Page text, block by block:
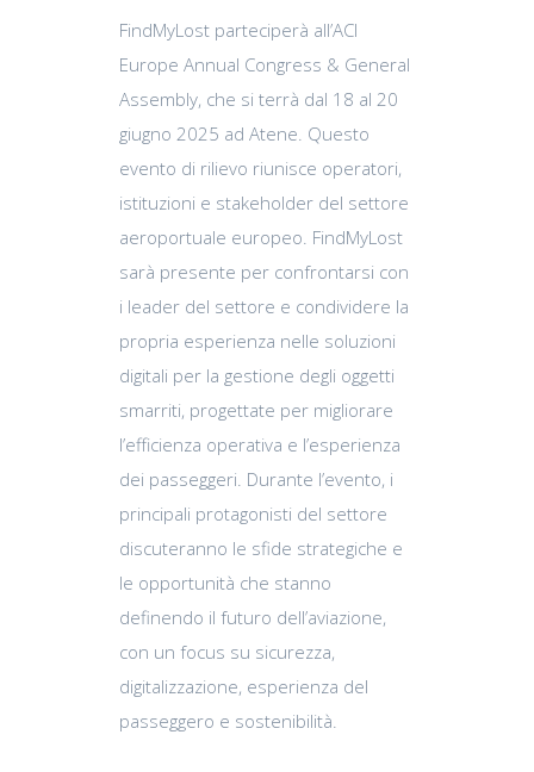
FindMyLost parteciperà all’ACI
Europe Annual Congress & General
Assembly, che si terrà dal 18 al 20
giugno 2025 ad Atene. Questo
evento di rilievo riunisce operatori,
istituzioni e stakeholder del settore
aeroportuale europeo. FindMyLost
sarà presente per confrontarsi con
i leader del settore e condividere la
propria esperienza nelle soluzioni
digitali per la gestione degli oggetti
smarriti, progettate per migliorare
l’efficienza operativa e l’esperienza
dei passeggeri. Durante l’evento, i
principali protagonisti del settore
discuteranno le sfide strategiche e
le opportunità che stanno
definendo il futuro dell’aviazione,
con un focus su sicurezza,
digitalizzazione, esperienza del
passeggero e sostenibilità.